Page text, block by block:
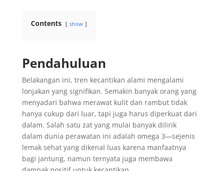
Contents show
Pendahuluan
Belakangan ini, tren kecantikan alami mengalami
lonjakan yang signifikan. Semakin banyak orang yang
menyadari bahwa merawat kulit dan rambut tidak
hanya cukup dari luar, tapi juga harus diperkuat dari
dalam. Salah satu zat yang mulai banyak dilirik
dalam dunia perawatan ini adalah omega 3—sejenis
lemak sehat yang dikenal luas karena manfaatnya
bagi jantung, namun ternyata juga membawa